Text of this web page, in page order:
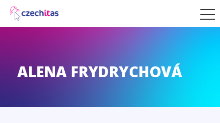
ALENA FRYDRYCHOVÁ